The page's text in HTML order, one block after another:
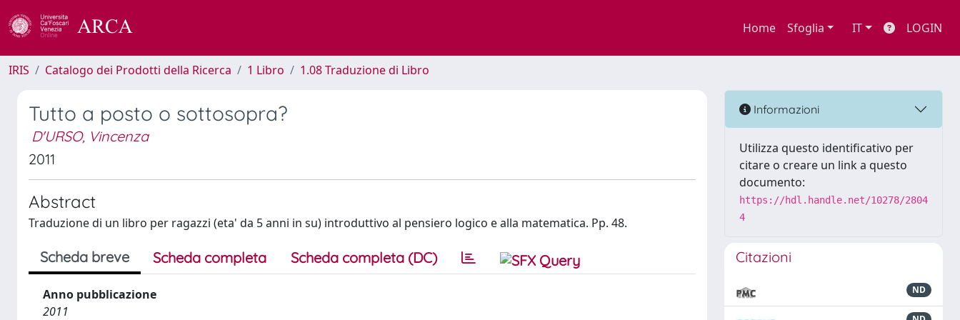
Home Sfoglia IT LOGIN
IRIS Catalogo dei Prodotti della Ricerca 1 Libro 1.08 Traduzione di Libro
Tutto a posto o sottosopra?
D'URSO, Vincenza
2011
Abstract
Traduzione di un libro per ragazzi (eta' da 5 anni in su) introduttivo al pensiero logico e alla matematica. Pp. 48.
Scheda breve Scheda completa Scheda completa (DC)
Anno pubblicazione
2011
Informazioni
Utilizza questo identificativo per
citare o creare un link a questo
documento:
https://hdl.handle.net/10278/2804
4
Citazioni
ND